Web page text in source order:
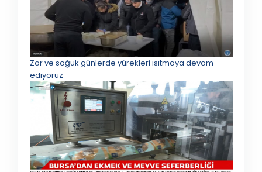
Zor ve soğuk günlerde yürekleri ısıtmaya devam
ediyoruz